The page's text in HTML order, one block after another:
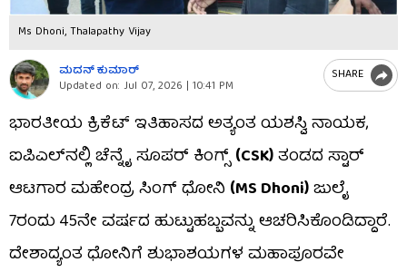
Ms Dhoni, Thalapathy Vijay
ಮದನ್​ ಕುಮಾರ್​
Updated on: Jul 07, 2026 | 10:41 PM
SHARE
ಭಾರತೀಯ ಕ್ರಿಕೆಟ್ ಇತಿಹಾಸದ ಅತ್ಯಂತ ಯಶಸ್ವಿ ನಾಯಕ,
ಐಪಿಎಲ್‌ನಲ್ಲಿ ಚೆನ್ನೈ ಸೂಪರ್ ಕಿಂಗ್ಸ್(CSK)ತಂಡದ ಸ್ಟಾರ್
ಆಟಗಾರ ಮಹೇಂದ್ರ ಸಿಂಗ್ ಧೋನಿ (MS Dhoni)ಜುಲೈ
7ರಂದು 45ನೇ ವರ್ಷದ ಹುಟ್ಟುಹಬ್ಬವನ್ನು ಆಚರಿಸಿಕೊಂಡಿದ್ದಾರೆ.
ದೇಶಾದ್ಯಂತ ಧೋನಿಗೆ ಶುಭಾಶಯಗಳ ಮಹಾಪೂರವೇ